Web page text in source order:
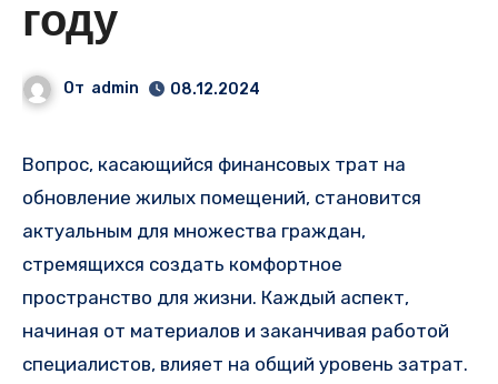
году
От admin 08.12.2024
Вопрос, касающийся финансовых трат на
обновление жилых помещений, становится
актуальным для множества граждан,
стремящихся создать комфортное
пространство для жизни. Каждый аспект,
начиная от материалов и заканчивая работой
специалистов, влияет на общий уровень затрат.